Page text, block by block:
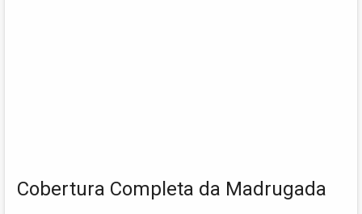
Cobertura Completa da Madrugada